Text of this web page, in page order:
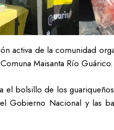
activa de la comunidad
Maisanta Río Guárico.
el bolsillo de los
Gobierno Nacional y las